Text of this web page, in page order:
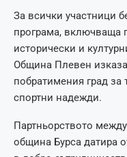
За всички участници
програма, включваща
исторически и
Община Плевен
побратимения град
спортни надежди.
Партньорството
община Бурса датира